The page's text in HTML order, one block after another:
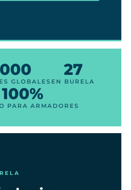
GLOBALES
27
EN BURELA
100%
PARA ARMADORES